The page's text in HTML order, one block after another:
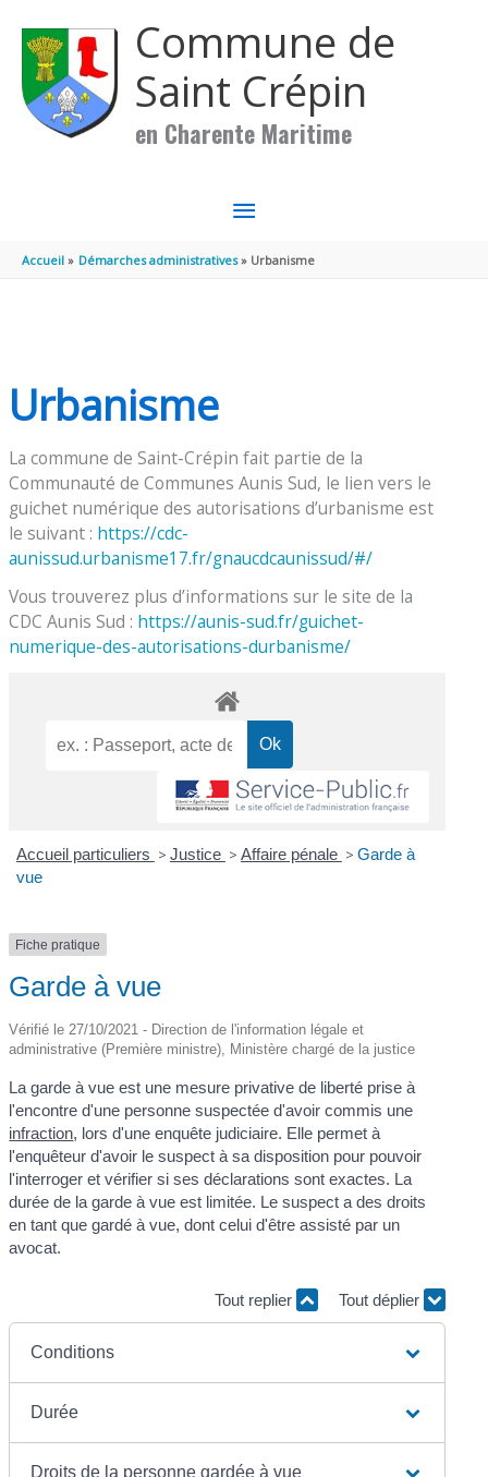
Commune de
Saint Crépin
en Charente Maritime
MENU
PRINCIPAL
Accueil Démarches administratives Urbanisme
Urbanisme
La commune de Saint-Crépin fait partie de la
Communauté de Communes Aunis Sud, le lien vers le
guichet numérique des autorisations d’urbanisme est
le suivant : https://cdc-
aunissud.urbanisme17.fr/gnaucdcaunissud/#/
Vous trouverez plus d’informations sur le site de la
CDC Aunis Sud : https://aunis-sud.fr/guichet-
numerique-des-autorisations-durbanisme/
Accueil particuliers > Justice > Affaire pénale > Garde à
vue
Fiche pratique
Garde à vue
Vérifié le 27/10/2021 - Direction de l'information légale et
administrative (Première ministre), Ministère chargé de la justice
La garde à vue est une mesure privative de liberté prise à
l'encontre d'une personne suspectée d'avoir commis une
infraction, lors d'une enquête judiciaire. Elle permet à
l'enquêteur d'avoir le suspect à sa disposition pour pouvoir
l'interroger et vérifier si ses déclarations sont exactes. La
durée de la garde à vue est limitée. Le suspect a des droits
en tant que gardé à vue, dont celui d'être assisté par un
avocat.
Tout replier Tout déplier
Conditions
Durée
Droits de la personne gardée à vue